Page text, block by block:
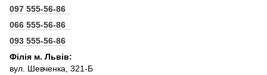
097 555-56-86
066 555-56-86
093 555-56-86
Філія м. Львів:
вул. Шевченка, 321-Б